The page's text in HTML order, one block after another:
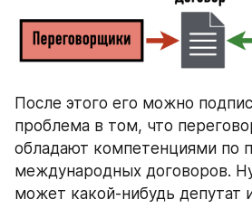
После этого его можно
проблема в том, что
обладают компетенциями по
международных договоров.
может какой-нибудь депутат